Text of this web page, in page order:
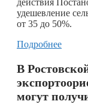
удешевление
от 35 до 50%.
Подробнее
В
могут